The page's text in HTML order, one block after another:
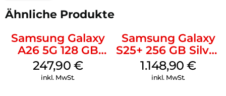
Ähnliche Produkte
Samsung Galaxy
A26 5G 128 GB
Black
247,90 €
inkl. MwSt.
Samsung Galaxy
S25+ 256 GB Silver
Shadow
1.148,90€
inkl. MwSt.